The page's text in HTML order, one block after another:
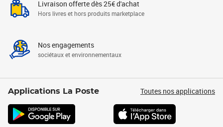
Livraison offerte dès 25€ d'achat
Hors livres et hors produits marketplace
Nos engagements
sociétaux et environnementaux
Applications La Poste Toutes nos applications